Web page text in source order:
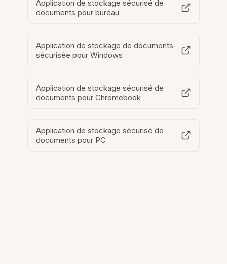
Application de stockage sécurisé de
documents pour bureau
Application de stockage de documents
sécurisée pour Windows
Application de stockage sécurisé de
documents pour Chromebook
Application de stockage sécurisé de
documents pour PC